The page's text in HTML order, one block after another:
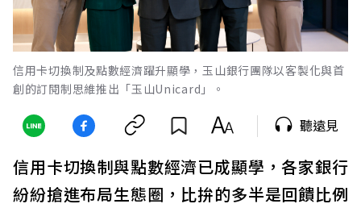
信用卡切換制及點數經濟躍升顯學，玉山銀行團隊以客製化與首
創的訂閱制思維推出「玉山Unicard」。
聽遠見
信用卡切換制與點數經濟已成顯學，各家銀行
紛紛搶進布局生態圈，比拚的多半是回饋比例